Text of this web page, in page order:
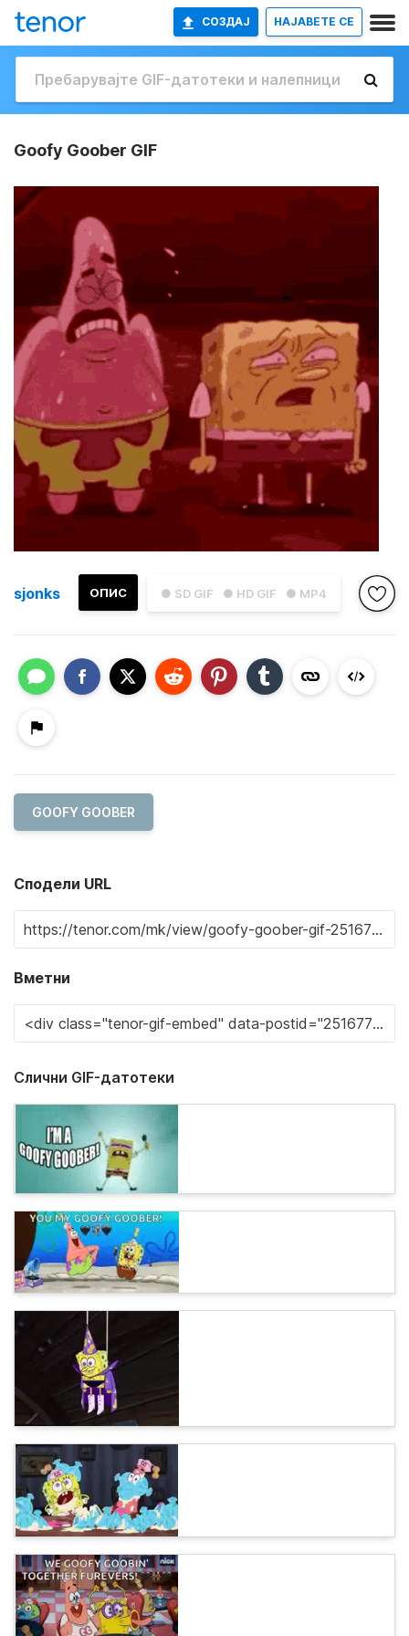
СОЗДАЈ НАЈАВETE СЕ
Goofy Goober GIF
● SD GIF ● HD GIF ● MP4
ОПИС
sjonks
GOOFY GOOBER
Сподели URL
Вметни
Слични GIF-датотеки